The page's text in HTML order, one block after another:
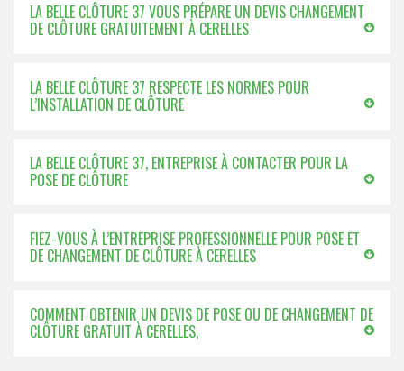
LA BELLE CLÔTURE 37 VOUS PRÉPARE UN DEVIS CHANGEMENT
DE CLÔTURE GRATUITEMENT À CERELLES
LA BELLE CLÔTURE 37 RESPECTE LES NORMES POUR
L’INSTALLATION DE CLÔTURE
LA BELLE CLÔTURE 37, ENTREPRISE À CONTACTER POUR LA
POSE DE CLÔTURE
FIEZ-VOUS À L’ENTREPRISE PROFESSIONNELLE POUR POSE ET
DE CHANGEMENT DE CLÔTURE À CERELLES
COMMENT OBTENIR UN DEVIS DE POSE OU DE CHANGEMENT DE
CLÔTURE GRATUIT À CERELLES,